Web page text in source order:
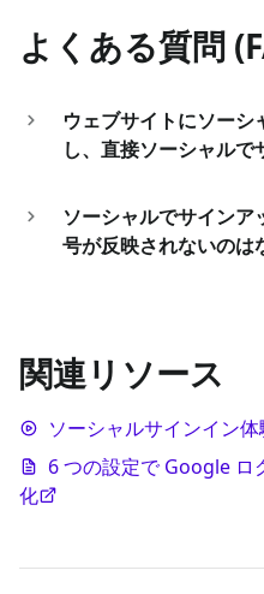
よくある質問
ウェブサイトにソー
し、直接ソーシャルで
ソーシャルでサイン
号が反映されないのは
関連リソース
ソーシャルサインイン体
6 つの設定で Google ロ
化